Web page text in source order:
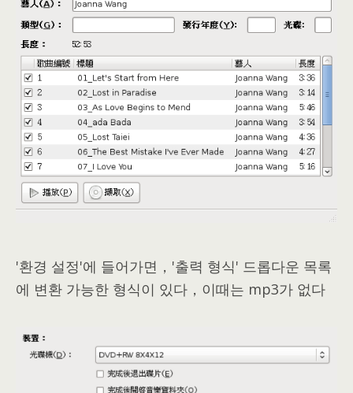
'환경 설정'에 들어가면，'출력 형식' 드롭다운 목록
에 변환 가능한 형식이 있다，이때는 mp3가 없다